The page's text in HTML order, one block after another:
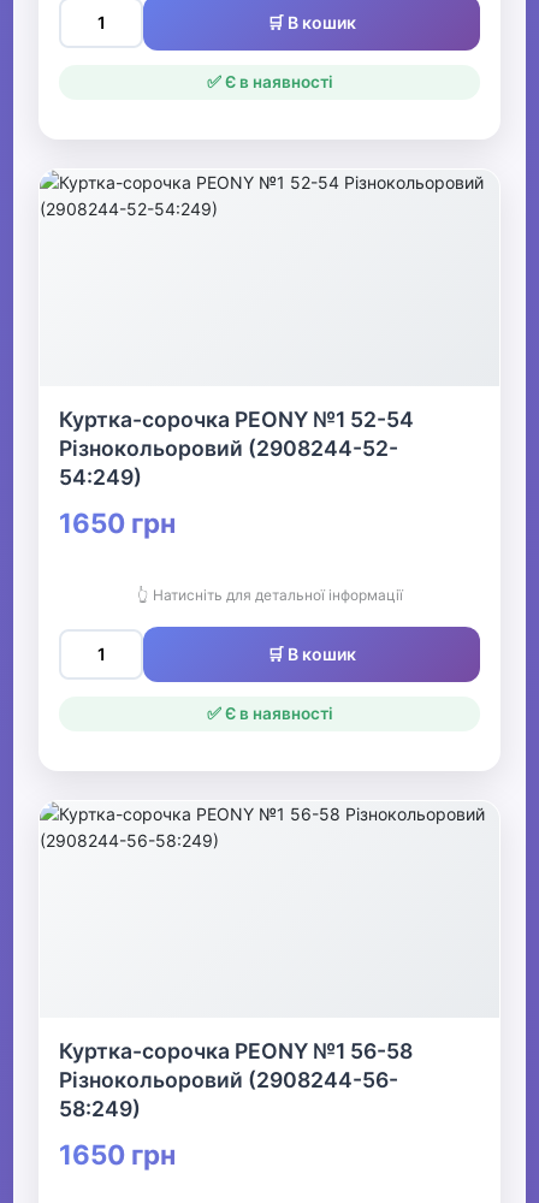
🛒 В кошик
✅ Є в наявності
Куртка-сорочка PEONY №1 52-54
Різнокольоровий (2908244-52-
54:249)
1650 грн
👆 Натисніть для детальної інформації
🛒 В кошик
✅ Є в наявності
Куртка-сорочка PEONY №1 56-58
Різнокольоровий (2908244-56-
58:249)
1650 грн